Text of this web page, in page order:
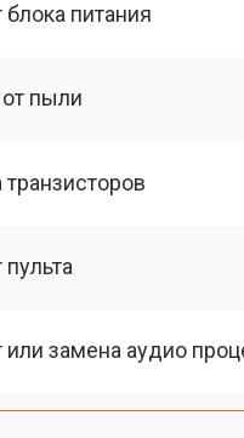
питания
пыли
или замена аудио